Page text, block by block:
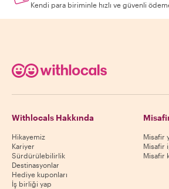
Kendi para biriminle hızlı ve güvenli
Withlocals Hakkında
Hikayemiz
Kariyer
Sürdürülebilirlik
Destinasyonlar
Hediye kuponları
İş birliği yap
Misafir
Misafir
Misafir